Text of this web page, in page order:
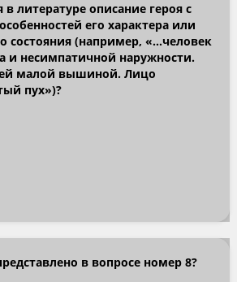
в литературе описание героя с
его характера или
состояния (например, «…человек
и несимпатичной наружности.
малой вышиной. Лицо
пух»)?
в вопросе номер 8?